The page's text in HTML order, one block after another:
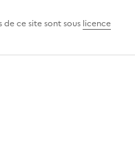
ce site sont sous licence